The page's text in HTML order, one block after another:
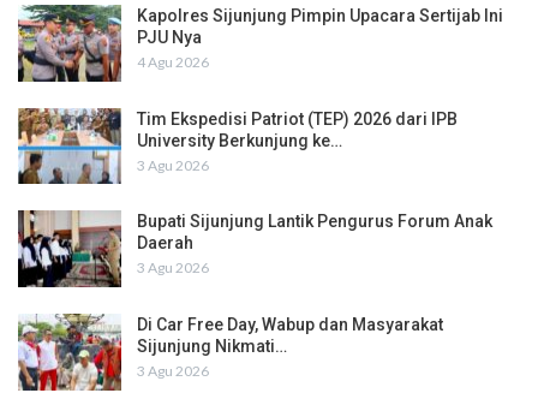
Kapolres Sijunjung Pimpin Upacara Sertijab Ini
PJU Nya
4 Agu 2026
Tim Ekspedisi Patriot (TEP) 2026 dari IPB
University Berkunjung ke…
3 Agu 2026
Bupati Sijunjung Lantik Pengurus Forum Anak
Daerah
3 Agu 2026
Di Car Free Day, Wabup dan Masyarakat
Sijunjung Nikmati…
3 Agu 2026